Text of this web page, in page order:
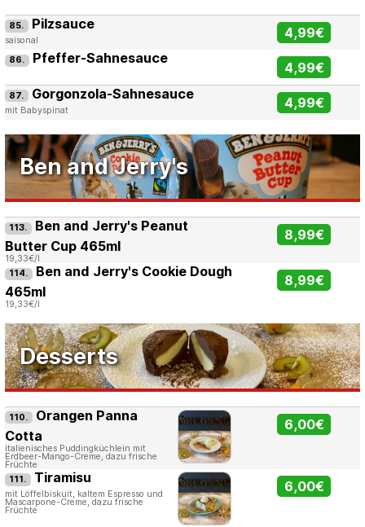
85. Pilzsauce
saisonal 4,99€
86. Pfeffer-Sahnesauce
4,99€
87. Gorgonzola-Sahnesauce
mit Babyspinat 4,99€
Ben and Jerry's
113. Ben and Jerry's Peanut
Butter Cup 465ml
19,33€/l
8,99€
114. Ben and Jerry's Cookie Dough
465ml
19,33€/l
8,99€
Desserts
110. Orangen Panna
Cotta
italienisches Puddingküchlein mit
Erdbeer-Mango-Creme, dazu frische
Früchte
6,00€
111. Tiramisu
mit Löffelbiskuit, kaltem Espresso und
Mascarpone-Creme, dazu frische
Früchte
6,00€